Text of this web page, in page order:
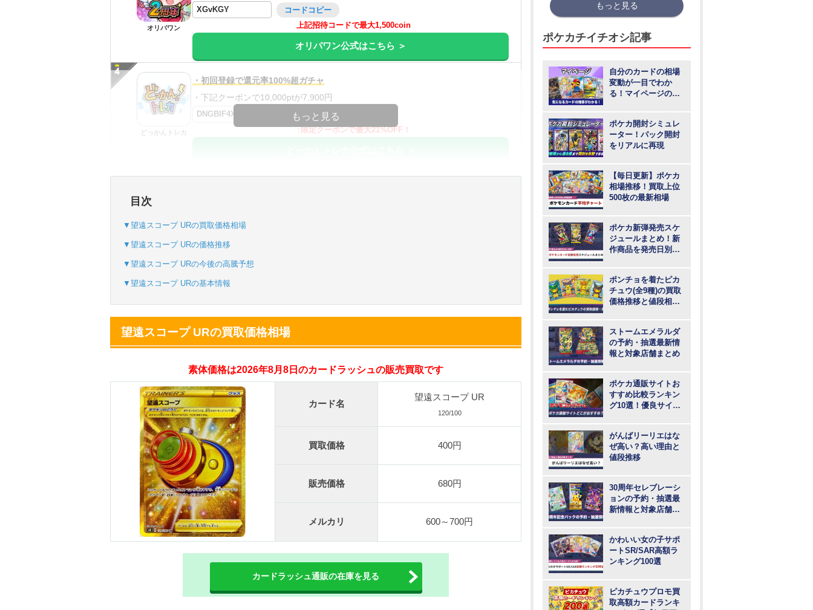
オリパワン
XGvKGY
コードコピー
上記招待コードで最大1,500coin
オリパワン公式はこちら ＞
どっかんトレカ
・初回登録で還元率100%超ガチャ
・下記クーポンで10,000ptが7,900円
DNGBIF4X
コードコピー
↑限定クーポンで最大21%OFF！
・atone・ペイディ対応！
・新規登録で6種類アド確解禁
オリくじ
・新規登録で無料100連できる！
・初回購入は500coinが50円
TVCM記念！激熱イベント開催中
オリくじ公式はこちら ＞
TORAオリパ
・リリース1周年イベント開催中！
・新規登録で最大90%OFF
TORAオリパ公式はこちら ＞
もっと見る
目次
▼望遠スコープ URの買取価格相場
▼望遠スコープ URの価格推移
▼望遠スコープ URの今後の高騰予想
▼望遠スコープ URの基本情報
望遠スコープ URの買取価格相場
素体価格は2026年8月8日のカードラッシュの販売買取です
カード名
望遠スコープ UR
120/100
買取価格 400円
販売価格 680円
メルカリ 600～700円
カードラッシュ通販の在庫を見る
もっと見る
ポケカチイチオシ記事
自分のカードの相場
変動が一目でわか
る！マイページの登
ポケカ開封シミュレ
ーター！パック開封
をリアルに再現
【毎日更新】ポケカ
相場推移！買取上位
500枚の最新相場
ポケカ新弾発売スケ
ジュールまとめ！新
作商品を発売日別に
ポンチョを着たピカ
チュウ(全9種)の買取
価格推移と値段相
ストームエメラルダ
の予約・抽選最新情
報と対象店舗まとめ
ポケカ通販サイトお
すすめ比較ランキン
グ10選！優良サイト
がんばリーリエはな
ぜ高い？高い理由と
値段推移
30周年セレブレーシ
ョンの予約・抽選最
新情報と対象店舗ま
かわいい女の子サポ
ートSR/SAR高額ラ
ンキング100選
ピカチュウプロモ買
取高額カードランキ